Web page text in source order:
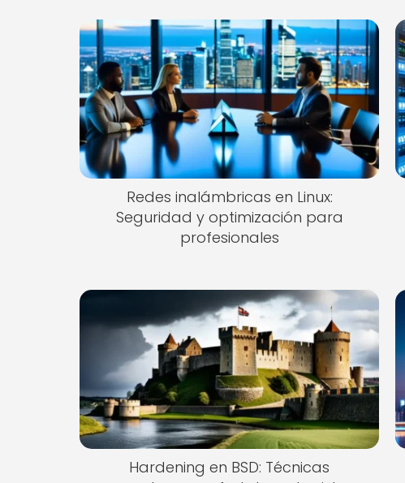
Redes inalámbricas en Linux:
Seguridad y optimización para
profesionales
Hardening en BSD: Técnicas